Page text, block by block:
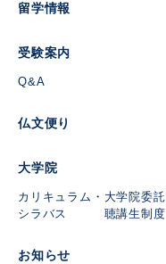
留学情報
受験案内
Q&A
仏文便り
大学院
カリキュラム・
シラバス
大学院委託
聴講生制度
お知らせ